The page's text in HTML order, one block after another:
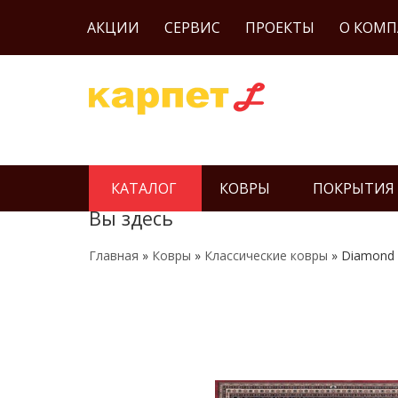
АКЦИИ СЕРВИС ПРОЕКТЫ О
КАТАЛОГ КОВРЫ ПОКРЫТИЯ
Вы здесь
Главная » Ковры » Классические ковры »